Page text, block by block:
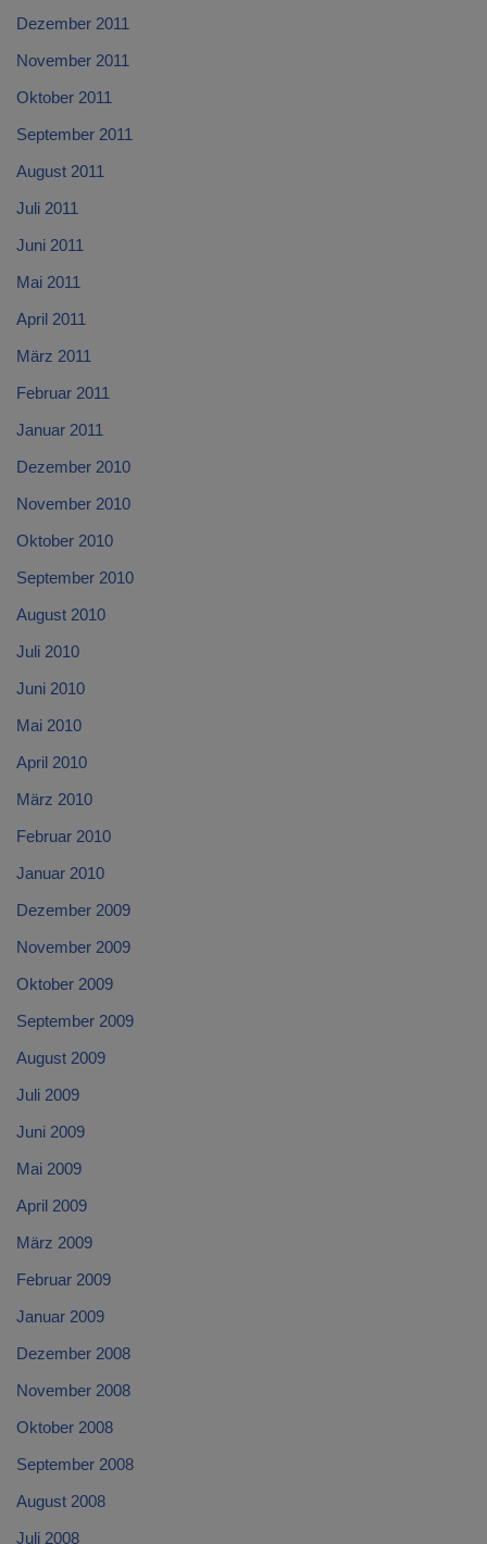
Dezember 2011
November 2011
Oktober 2011
September 2011
August 2011
Juli 2011
Juni 2011
Mai 2011
April 2011
März 2011
Februar 2011
Januar 2011
Dezember 2010
November 2010
Oktober 2010
September 2010
August 2010
Juli 2010
Juni 2010
Mai 2010
April 2010
März 2010
Februar 2010
Januar 2010
Dezember 2009
November 2009
Oktober 2009
September 2009
August 2009
Juli 2009
Juni 2009
Mai 2009
April 2009
März 2009
Februar 2009
Januar 2009
Dezember 2008
November 2008
Oktober 2008
September 2008
August 2008
Juli 2008